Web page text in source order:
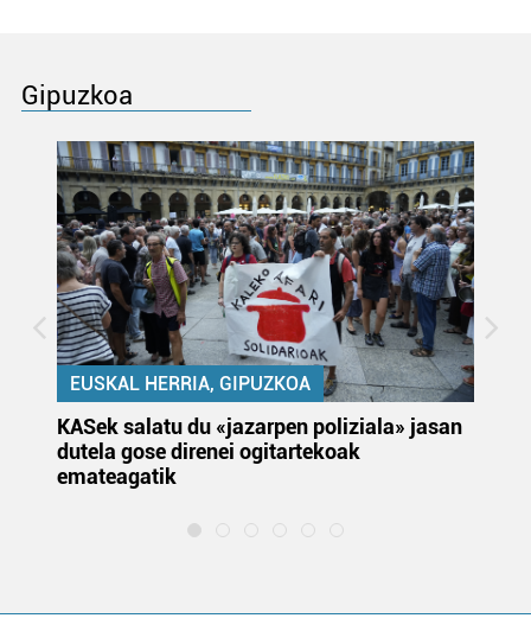
Gipuzkoa
EUSKAL HERRIA, GIPUZKOA
KASek salatu du «jazarpen poliziala» jasan
dutela gose direnei ogitartekoak
emateagatik